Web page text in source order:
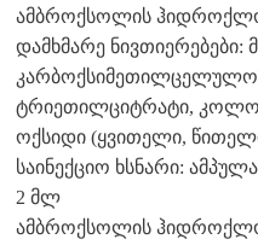
ამბროქსოლის
დამხმარე
ტრიეთილციტრატი,
ოქსიდი (ყვითელი,
საინექციო ხსნარი:
2 მლ
ამბროქსოლის